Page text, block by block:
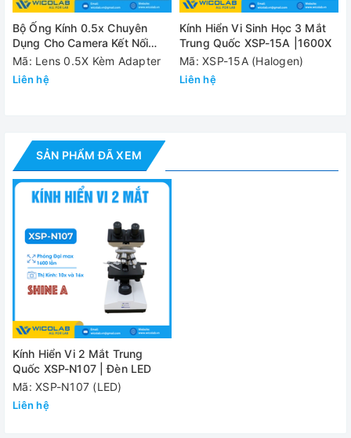
Điện áp 220V/50Hz
Cung cấp bao
- 01 x Kính hiển vi XSP-N107
- 01 x Thị kính 10X: 02 cái
Đánh giá
Bộ Ống Kính 0.5x Chuyên
Dụng Cho Camera Kết Nối
Kính Hiển Vi
Mã: Lens 0.5X Kèm Adapter
Liên hệ
Kính Hiển Vi Sinh Học 3 Mắt
Trung Quốc XSP-15A |1600X
Mã: XSP-15A (Halogen)
Liên hệ
SẢN PHẨM ĐÃ XEM
Kính Hiển Vi 2 Mắt Trung
Quốc XSP-N107 | Đèn LED
Mã: XSP-N107 (LED)
Liên hệ